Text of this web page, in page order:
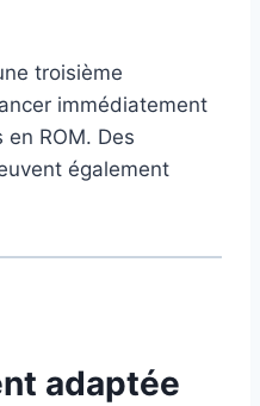
troisième
immédiatement
ROM. Des
également
adaptée